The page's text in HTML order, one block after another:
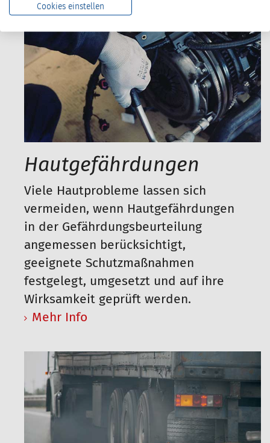
Hautgefährdungen
Viele Hautprobleme lassen sich
vermeiden, wenn Hautgefährdungen
in der Gefährdungsbeurteilung
angemessen berücksichtigt,
geeignete Schutzmaßnahmen
festgelegt, umgesetzt und auf ihre
Wirksamkeit geprüft werden.
Mehr Info
Cookies einstellen